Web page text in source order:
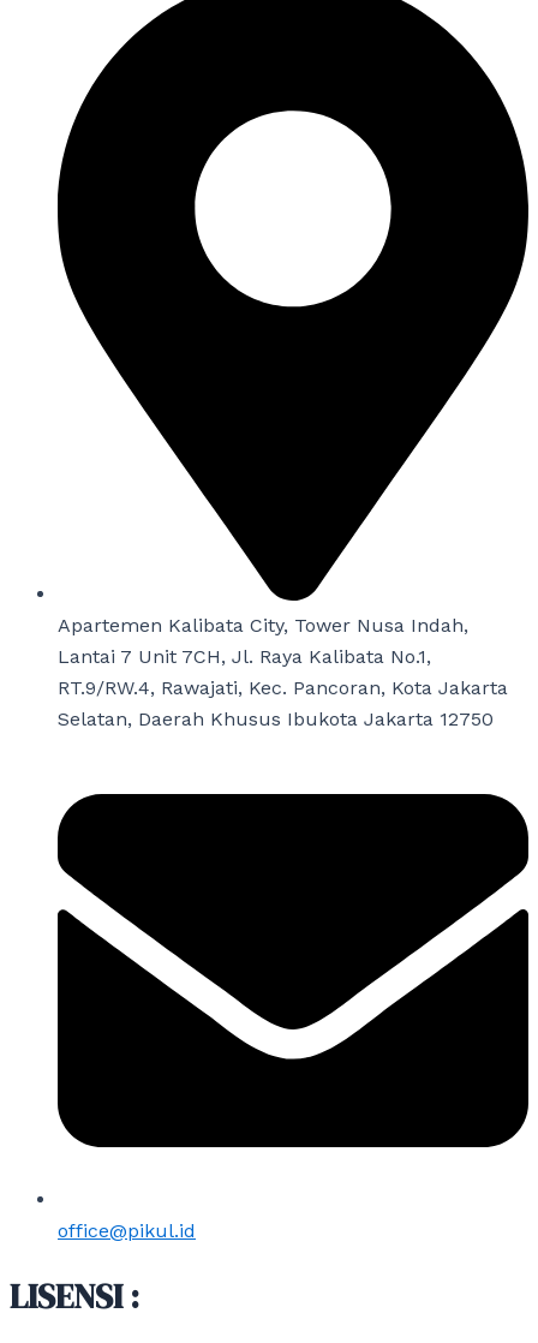
Apartemen Kalibata City, Tower Nusa Indah,
Lantai 7 Unit 7CH, Jl. Raya Kalibata No.1,
RT.9/RW.4, Rawajati, Kec. Pancoran, Kota Jakarta
Selatan, Daerah Khusus Ibukota Jakarta 12750
office@pikul.id
LISENSI :